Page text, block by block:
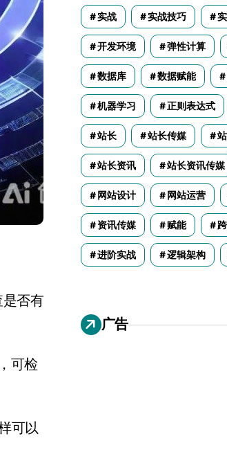
否有
可检
可以
实战 实战技巧
开发环境 弹性计算
数据库 数据赋能
机器学习 正则表达式
站长 站长传媒
站长资讯 站长资讯传媒
网站设计 网站运营
资讯传媒 赋能
进阶实战 逻辑架构
广告